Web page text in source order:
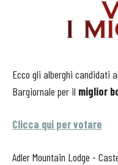
Ecco gli alberghi candidati
Bargiornale per il miglior
Clicca qui per votare
Adler Mountain Lodge -